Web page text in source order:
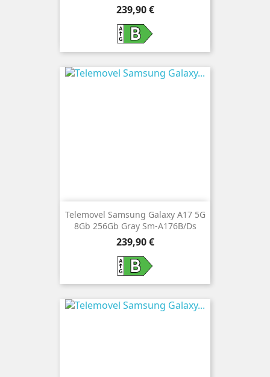
Preço
239,90 €
Telemovel Samsung Galaxy A17 5G
8Gb 256Gb Gray Sm-A176B/Ds
Preço
239,90 €